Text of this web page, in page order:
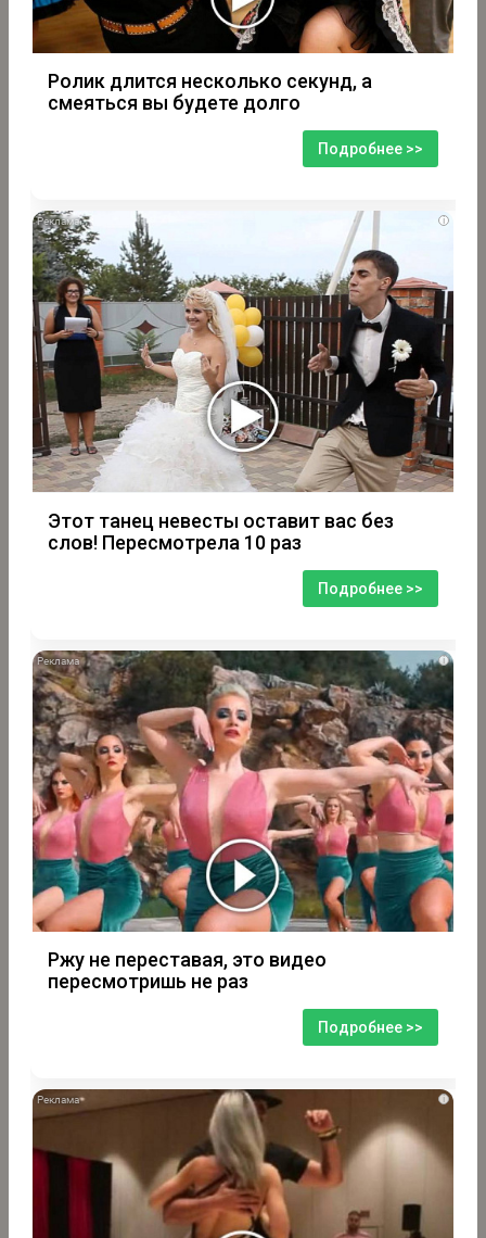
Ролик длится несколько секунд, а
смеяться вы будете долго
Подробнее >>
i
Этот танец невесты оставит вас без
слов! Пересмотрела 10 раз
Подробнее >>
i
Ржу не переставая, это видео
пересмотришь не раз
Подробнее >>
i